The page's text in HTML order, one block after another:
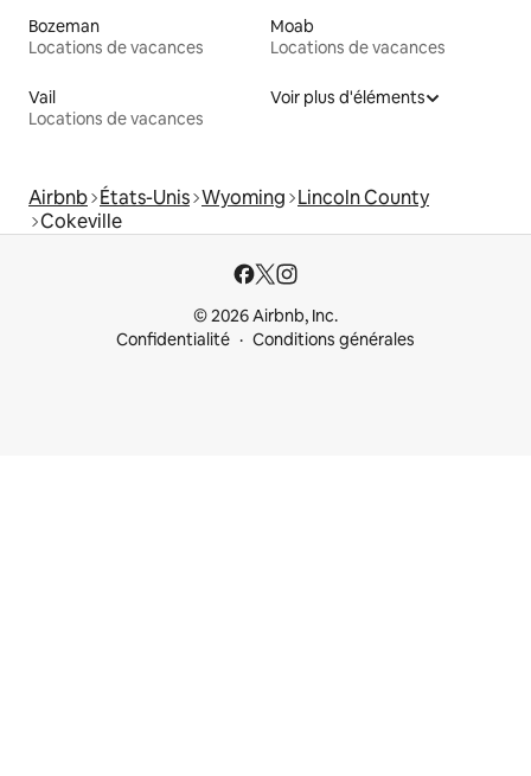
Bozeman
Locations de vacances
Moab
Locations de vacances
Vail
Locations de vacances
Voir plus d'éléments
Airbnb États-Unis Wyoming Lincoln County
Cokeville
© 2026 Airbnb, Inc.
Confidentialité
Conditions générales